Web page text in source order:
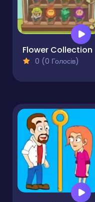
Flower Collection
0 (0 Голосів)